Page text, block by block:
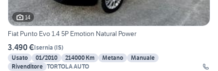
14
Fiat Punto Evo 1.4 5P Emotion Natural Power
3.490 €Isernia (IS)
Usato
01/2010 214000 Km Metano
Manuale
Rivenditore TORTOLA AUTO